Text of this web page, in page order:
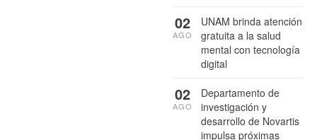
UNAM brinda atención
gratuita a la salud
mental con tecnología
digital
02
AGO
Departamento de
investigación y
desarrollo de Novartis
impulsa próximas
02
AGO